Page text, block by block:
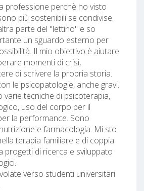
professione perchè ho visto
più sostenibili se condivise.
parte del "lettino" e so
un sguardo esterno per
Il mio obiettivo è aiutare
momenti di crisi,
di scrivere la propria storia.
le psicopatologie, anche gravi.
tecniche di psicoterapia,
uso del corpo per il
la performance. Sono
e farmacologia. Mi sto
terapia familiare e di coppia.
progetti di ricerca e sviluppato
verso studenti universitari